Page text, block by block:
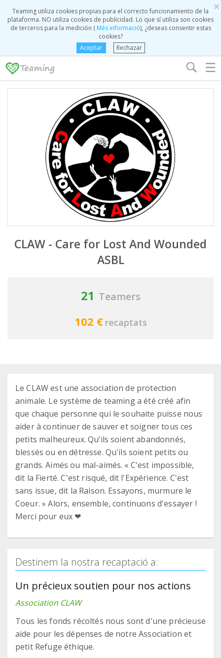
×
Teaming utiliza cookies propias para el correcto funcionamiento de la
plataforma. NO utiliza cookies de publicidad. Lo que sí utiliza son cookies
de terceros para la medición (Més informació), ¿deseas consentir estas
cookies?
Aceptar
Rechazar
☰
CLAW - Care for Lost And Wounded
ASBL
21 Teamers
102 € recaptats
Le CLAW est une association de protection
animale. Le système de teaming a été créé afin
que chaque personne qui le souhaite puisse nous
aider à continuer de sauver et soigner tous ces
petits malheureux. Qu’ils soient abandonnés,
blessés ou en détresse. Qu'ils soient petits ou
grands. Aimés ou mal-aimés. « C'est impossible,
dit la Fierté. C'est risqué, dit l'Expérience. C'est
sans issue, dit la Raison. Essayons, murmure le
Coeur. » Alors, ensemble, continuons d'essayer !
Merci pour eux ❤
Destinem la nostra recaptació a:
Un précieux soutien pour nos actions
Association CLAW
Tous les fonds récoltés nous sont d'une précieuse
aide pour les dépenses de notre Association et
petit Refuge éthique.